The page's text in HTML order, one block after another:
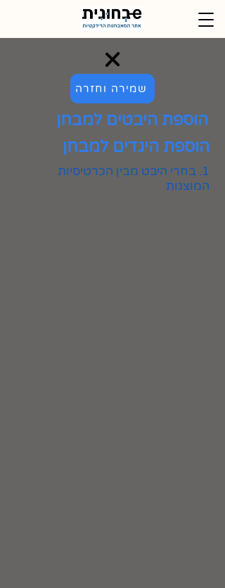
שמירה וחזרה
הוספת היבטים למבחן
הוספת היגדים למבחן
1. בחרי היבט מבין הכרטיסיות
המוצגות